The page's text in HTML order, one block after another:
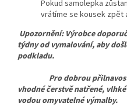
Pokud samolepka
vrátíme se kousek zpět
Upozornění: Výrobce
týdny od vymalování, aby
podkladu.
Pro dobrou přilnavost
vhodné čerstvě natřené,
vodou omyvatelné výmalby.